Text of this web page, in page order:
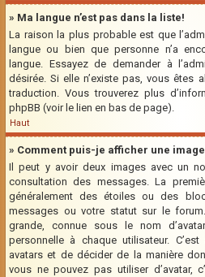
» Ma langue n’est pas dans la liste!
La raison la plus probable est que
langue ou bien que personne n’a
langue. Essayez de demander à
désirée. Si elle n’existe pas, vous êtes
traduction. Vous trouverez plus
phpBB (voir le lien en bas de page).
Haut
» Comment puis-je afficher une
Il peut y avoir deux images avec un
consultation des messages. La
généralement des étoiles ou des
messages ou votre statut sur le
grande, connue sous le nom
personnelle à chaque utilisateur. C’est
avatars et de décider de la manière
vous ne pouvez pas utiliser d’avatar,